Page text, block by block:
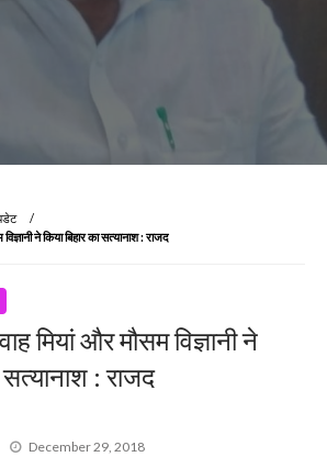
ने किया बिहार का सत्यानाश : राजद
मियां और मौसम विज्ञानी ने
सत्यानाश : राजद
Posted
December 29, 2018